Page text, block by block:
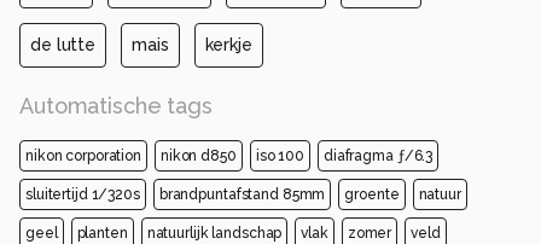
de lutte mais kerkje
Automatische tags
nikon corporation nikon d850 iso 100 diafragma ƒ/6.3
sluitertijd 1/320s brandpuntafstand 85mm groente natuur
geel planten natuurlijk landschap vlak zomer veld